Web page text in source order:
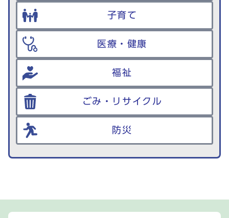
子育て
医療・健康
福祉
ごみ・リサイクル
防災